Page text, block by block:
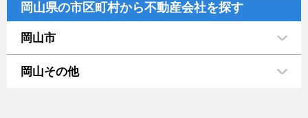
岡山県の市区町村から不動産会社を探す
岡山市
岡山その他